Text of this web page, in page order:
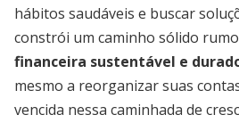
hábitos saudáveis e buscar
constrói um caminho sólido
financeira sustentável e
mesmo a reorganizar suas
vencida nessa caminhada de